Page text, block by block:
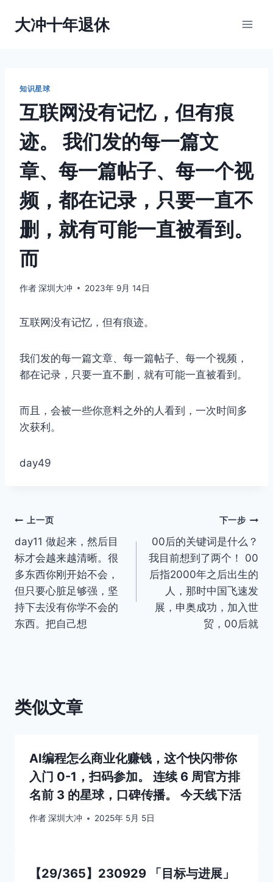
大冲十年退休
知识星球
互联网没有记忆，但有痕
迹。 我们发的每一篇文
章、每一篇帖子、每一个视
频，都在记录，只要一直不
删，就有可能一直被看到。
而
作者深圳大冲 2023年 9月 14日
互联网没有记忆，但有痕迹。
我们发的每一篇文章、每一篇帖子、每一个视频，
都在记录，只要一直不删，就有可能一直被看到。
而且，会被一些你意料之外的人看到，一次时间多
次获利。
day49
文
章
导
航
上一页
day11 做起来，然后目
标才会越来越清晰。很
多东西你刚开始不会，
但只要心脏足够强，坚
持下去没有你学不会的
东西。把自己想
下一步
00后的关键词是什么？
我目前想到了两个！ 00
后指2000年之后出生的
人，那时中国飞速发
展，申奥成功，加入世
贸，00后就
类似文章
AI编程怎么商业化赚钱，这个快闪带你
入门 0-1，扫码参加。 连续 6 周官方排
名前 3 的星球，口碑传播。 今天线下活
作者深圳大冲 2025年 5月 5日
【29/365】230929 「目标与进展」